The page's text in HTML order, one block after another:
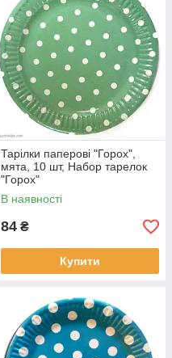
Тарілки паперові "Горох",
мята, 10 шт, Набор тарелок
"Горох"
В наявності
84 ₴
Купити